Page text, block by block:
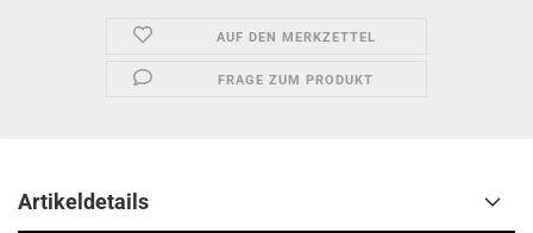
AUF DEN MERKZETTEL
FRAGE ZUM PRODUKT
Artikeldetails